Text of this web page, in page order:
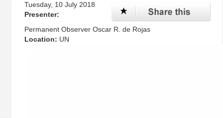
Tuesday, 10 July 2018
Presenter:
Permanent Observer Oscar R. de Rojas
Location: UN